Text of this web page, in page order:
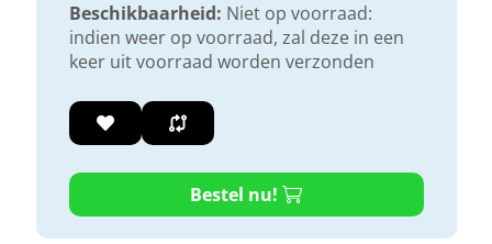
Beschikbaarheid: Niet op voorraad:
indien weer op voorraad, zal deze in een
keer uit voorraad worden verzonden
Bestel nu!